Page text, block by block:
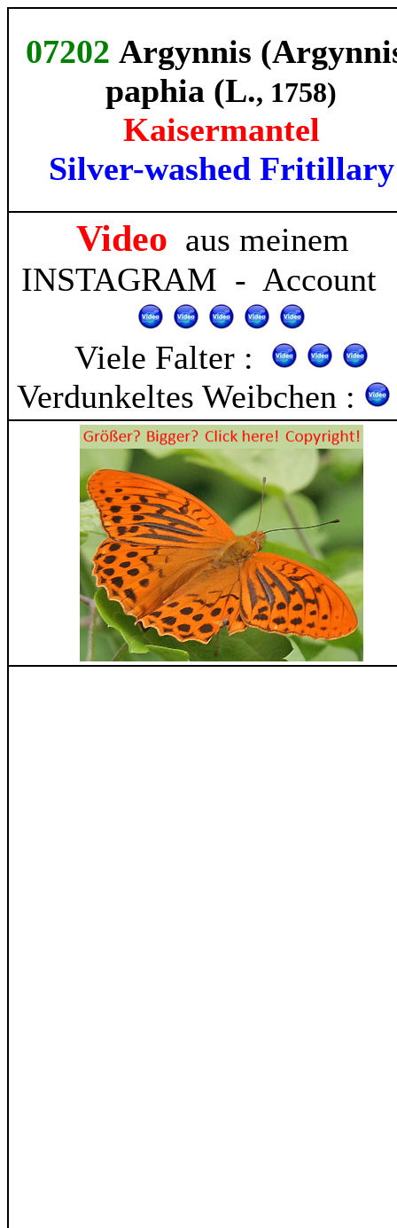
07202 Argynnis
paphia (L., 1758)
Kaisermantel
Silver-washed Fritillary
Video aus meinem
INSTAGRAM - Account
Viele Falter :
Verdunkeltes Weibchen :